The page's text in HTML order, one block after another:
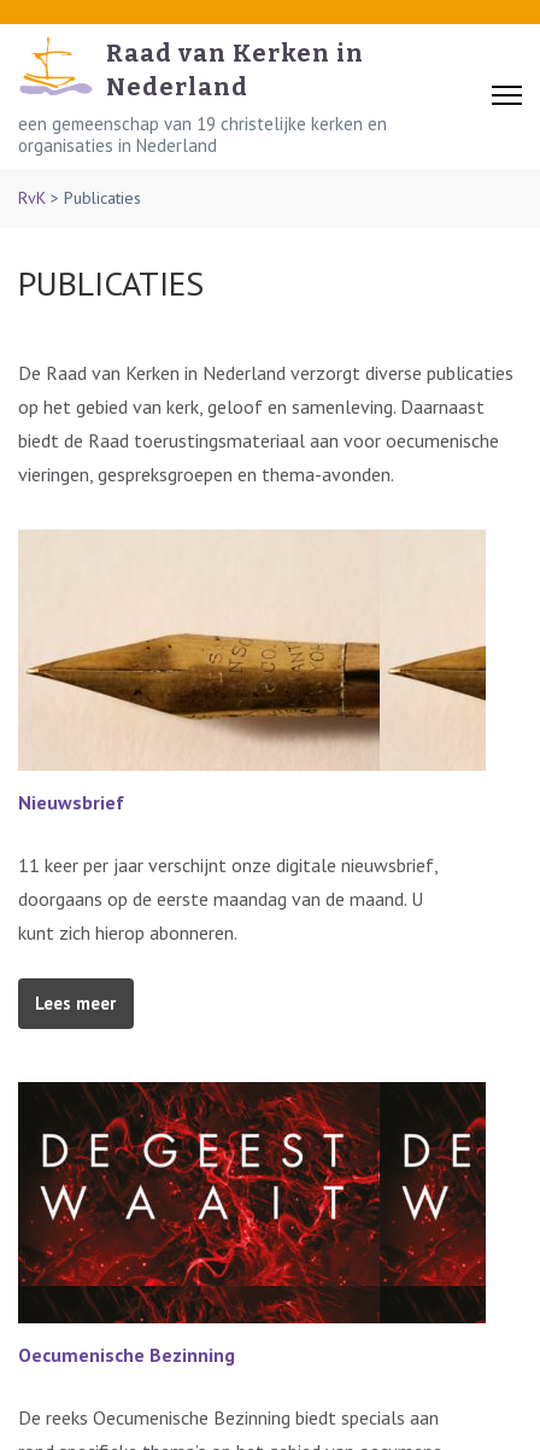
content
(Press
Enter)
Raad van Kerken in
Nederland
een gemeenschap van 19 christelijke kerken en
organisaties in Nederland
RvK > Publicaties
PUBLICATIES
De Raad van Kerken in Nederland verzorgt diverse publicaties
op het gebied van kerk, geloof en samenleving. Daarnaast
biedt de Raad toerustingsmateriaal aan voor oecumenische
vieringen, gespreksgroepen en thema-avonden.
Nieuwsbrief
11 keer per jaar verschijnt onze digitale nieuwsbrief,
doorgaans op de eerste maandag van de maand. U
kunt zich hierop abonneren.
Lees meer
Oecumenische Bezinning
De reeks Oecumenische Bezinning biedt specials aan